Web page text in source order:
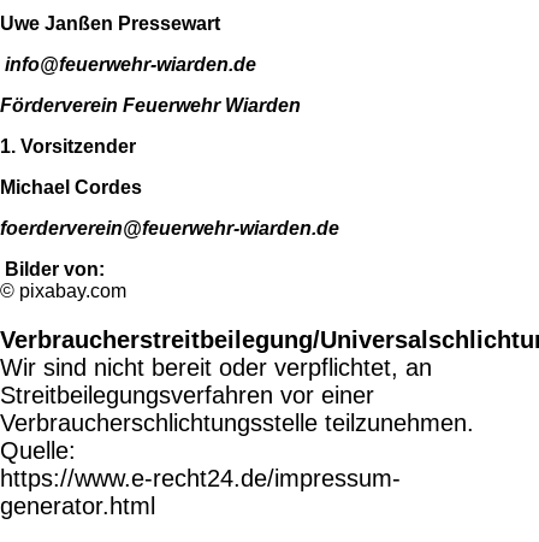
Uwe Janßen Pressewart
info@feuerwehr-wiarden.de
Förderverein Feuerwehr Wiarden
1. Vorsitzender
Michael Cordes
foerderverein@feuerwehr-wiarden.de
Bilder von:
© pixabay.com
Verbraucherstreitbeilegung/
Wir sind nicht bereit oder verpflichtet, an
Streitbeilegungsverfahren vor einer
Verbraucherschlichtungsstelle teilzunehmen.
Quelle:
https://www.e-recht24.de/impressum-
generator.html